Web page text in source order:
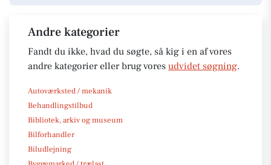
Andre kategorier
Fandt du ikke, hvad du søgte, så kig i en af vores
andre kategorier eller brug vores udvidet søgning.
Autoværksted / mekanik
Behandlingstilbud
Bibliotek, arkiv og museum
Bilforhandler
Biludlejning